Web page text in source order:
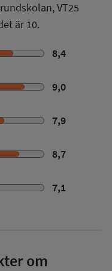
VT25
är 10.
8,4
9,0
7,9
8,7
7,1
om